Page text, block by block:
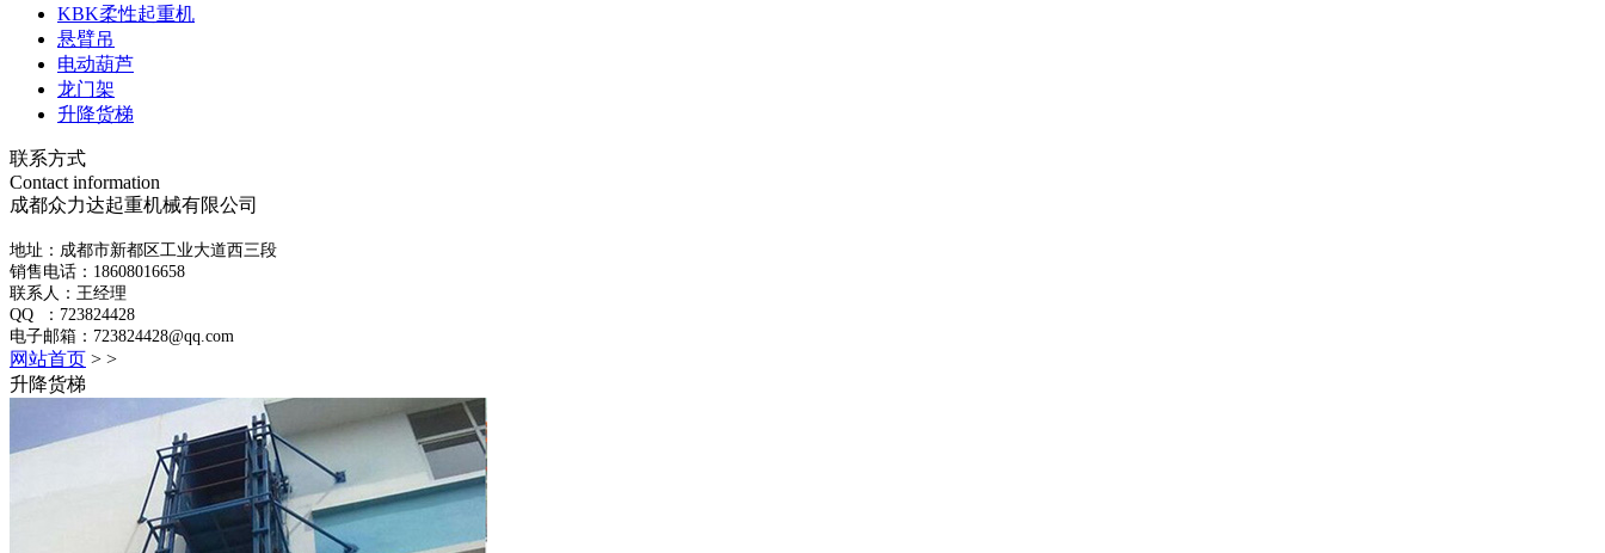
KBK柔性起重机
悬臂吊
电动葫芦
龙门架
升降货梯
联系方式
Contact information
成都众力达起重机械有限公司
地址：成都市新都区工业大道西三段
销售电话：18608016658
联系人：王经理
QQ ：723824428
电子邮箱：723824428@qq.com
网站首页 > >
升降货梯